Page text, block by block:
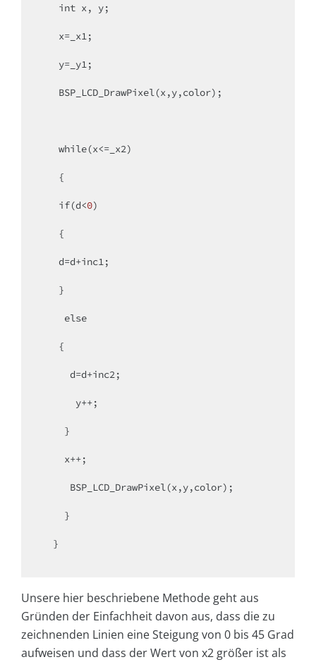
int x, y;
while(x<=_x2)
if(d<0)
else
Unsere hier beschriebene Methode geht aus
Gründen der Einfachheit davon aus, dass die zu
zeichnenden Linien eine Steigung von 0 bis 45 Grad
aufweisen und dass der Wert von x2 größer ist als